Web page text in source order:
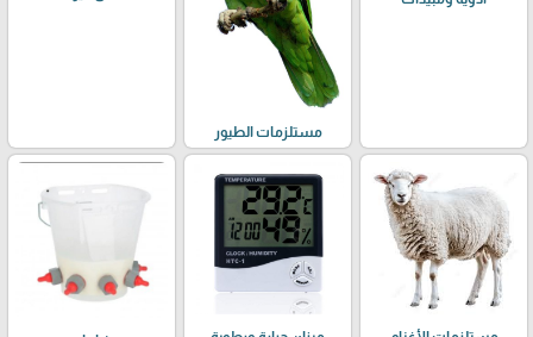
مستلزمات الطيور